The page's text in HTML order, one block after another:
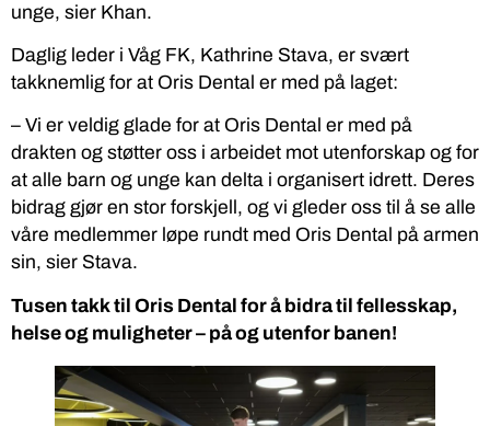
unge, sier Khan.
Daglig leder i Våg FK, Kathrine Stava, er svært
takknemlig for at Oris Dental er med på laget:
– Vi er veldig glade for at Oris Dental er med på
drakten og støtter oss i arbeidet mot utenforskap og for
at alle barn og unge kan delta i organisert idrett. Deres
bidrag gjør en stor forskjell, og vi gleder oss til å se alle
våre medlemmer løpe rundt med Oris Dental på armen
sin, sier Stava.
Tusen takk til Oris Dental for å bidra til fellesskap,
helse og muligheter – på og utenfor banen!